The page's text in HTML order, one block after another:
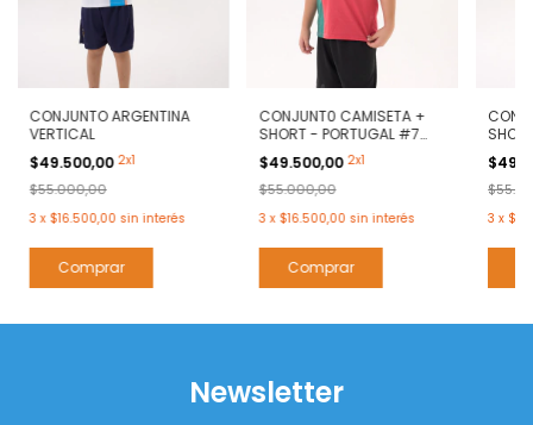
CONJUNTO ARGENTINA
VERTICAL
$49.500,00 2x1
$55.000,00
3 x $16.500,00 sin interés
Comprar
CONJUNT0 CAMISETA +
SHORT - PORTUGAL #7
RONALDO
$49.500,00 2x1
$55.000,00
3 x $16.500,00 sin interés
Comprar
#10 -
3 x
Newsletter